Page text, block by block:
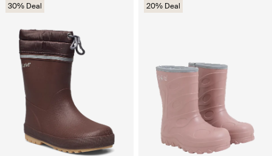
30% Deal 20% Deal